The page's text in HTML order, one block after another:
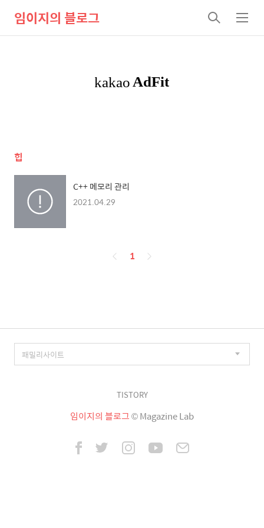
임이지의 블로그
검
색
메
뉴
힙
C++ 메모리 관리
2021.04.29
페
1
TISTORY
임이지의 블로그© Magazine Lab